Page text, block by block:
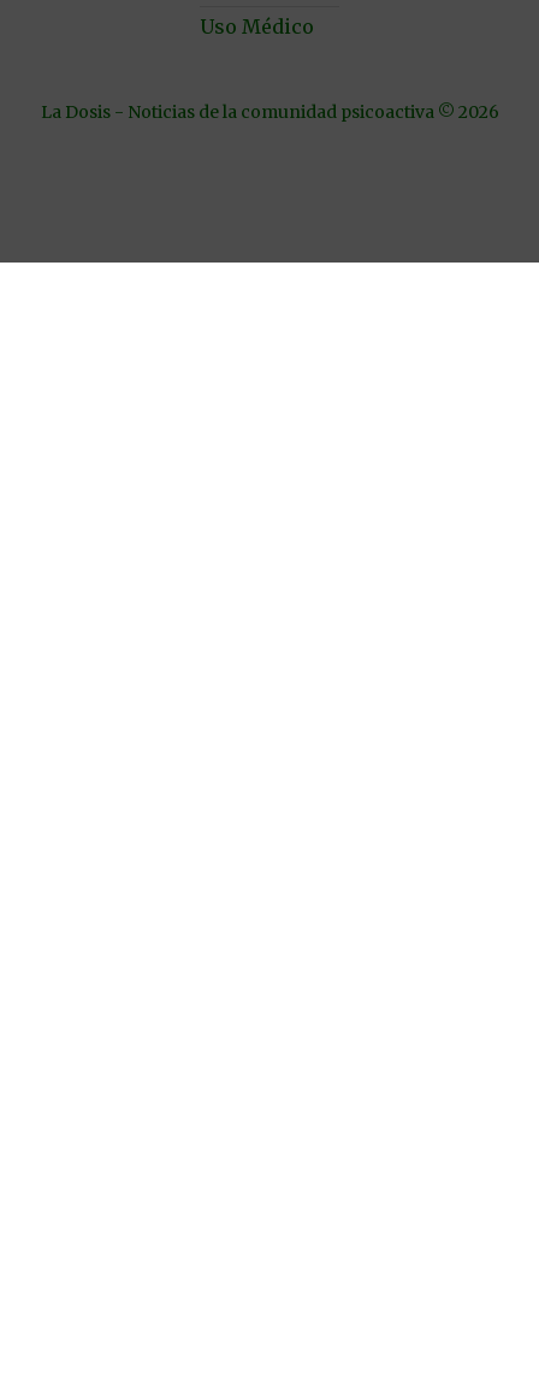
Uso Médico
La Dosis - Noticias de la comunidad psicoactiva © 2026